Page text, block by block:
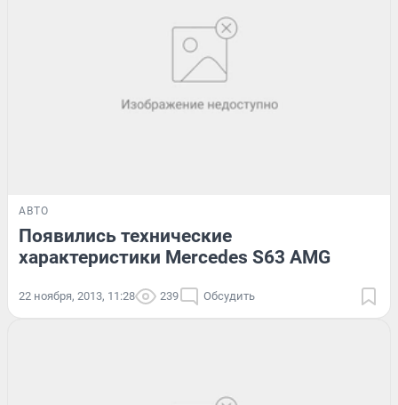
АВТО
Появились технические
характеристики Mercedes S63 AMG
22 ноября, 2013, 11:28 239 Обсудить